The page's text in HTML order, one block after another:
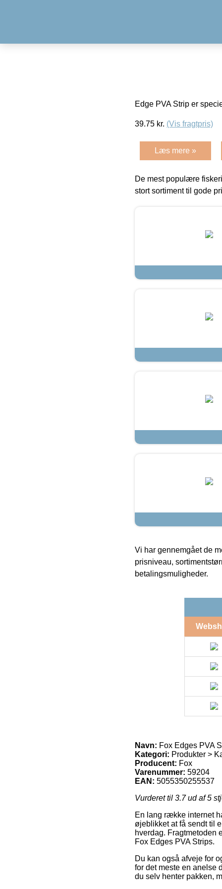
Edge PVA Strip er
39.75 kr. (Vis fragtpris)
Læs mere »
De mest populære
stort sortiment til gode
Vi har gennemgået de
prisniveau,
betalingsmuligheder.
Navn: Fox Edges PVA
Kategori: Produkter >
Producent: Fox
Varenummer: 59204
EAN: 5055350255537
Vurderet til 3.7ud af 5
En lang række internet
øjeblikket at få sendt til
hverdag. Fragtmetoden
Fox Edges PVA Strips.
Du kan også afveje for
for det meste en anelse
du selv henter pakken,